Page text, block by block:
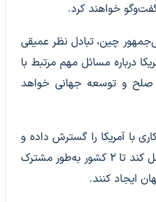
خواهند کرد.
چین، تبادل نظر عمیقی
درباره مسائل مهم مرتبط با
صلح و توسعه جهانی خواهد
با آمریکا را گسترش داده و
اختلافات با واشنگتن را حل‌وفصل کند تا ۲ کشور به‌طور مشترک
ایجاد کنند.